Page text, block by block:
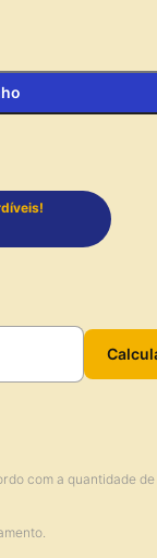
com a quantidade de